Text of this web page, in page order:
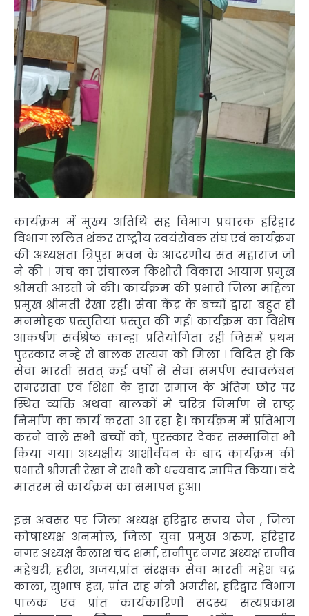
कार्यक्रम में मुख्य अतिथि सह विभाग प्रचारक हरिद्वार
विभाग ललित शंकर राष्ट्रीय स्वयंसेवक संघ एवं कार्यक्रम
की अध्यक्षता त्रिपुरा भवन के आदरणीय संत महाराज जी
ने की । मंच का संचालन किशोरी विकास आयाम प्रमुख
श्रीमती आरती ने की। कार्यक्रम की प्रभारी जिला महिला
प्रमुख श्रीमती रेखा रही। सेवा केंद्र के बच्चों द्वारा बहुत ही
मनमोहक प्रस्तुतियां प्रस्तुत की गई। कार्यक्रम का विशेष
आकर्षण सर्वश्रेष्ठ कान्हा प्रतियोगिता रही जिसमें प्रथम
पुरस्कार नन्हे से बालक सत्यम को मिला । विदित हो कि
सेवा भारती सतत् कई वर्षों से सेवा समर्पण स्वावलंबन
समरसता एवं शिक्षा के द्वारा समाज के अंतिम छोर पर
स्थित व्यक्ति अथवा बालकों में चरित्र निर्माण से राष्ट्र
निर्माण का कार्य करता आ रहा है। कार्यक्रम में प्रतिभाग
करने वाले सभी बच्चों को, पुरस्कार देकर सम्मानित भी
किया गया। अध्यक्षीय आशीर्वचन के बाद कार्यक्रम की
प्रभारी श्रीमती रेखा ने सभी को धन्यवाद ज्ञापित किया। वंदे
मातरम से कार्यक्रम का समापन हुआ।
इस अवसर पर जिला अध्यक्ष हरिद्वार संजय जैन , जिला
कोषाध्यक्ष अनमोल, जिला युवा प्रमुख अरुण, हरिद्वार
नगर अध्यक्ष कैलाश चंद शर्मा, रानीपुर नगर अध्यक्ष राजीव
महेश्वरी, हरीश, अजय,प्रांत संरक्षक सेवा भारती महेश चंद्र
काला, सुभाष हंस, प्रांत सह मंत्री अमरीश, हरिद्वार विभाग
पालक एवं प्रांत कार्यकारिणी सदस्य सत्यप्रकाश